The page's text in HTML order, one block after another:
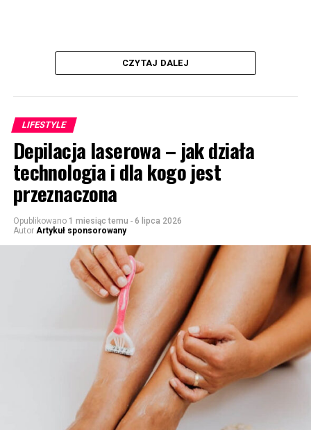
CZYTAJ DALEJ
LIFESTYLE
Depilacja laserowa – jak działa
technologia i dla kogo jest
przeznaczona
Opublikowano 1 miesiąc temu - 6 lipca 2026
Autor Artykuł sponsorowany